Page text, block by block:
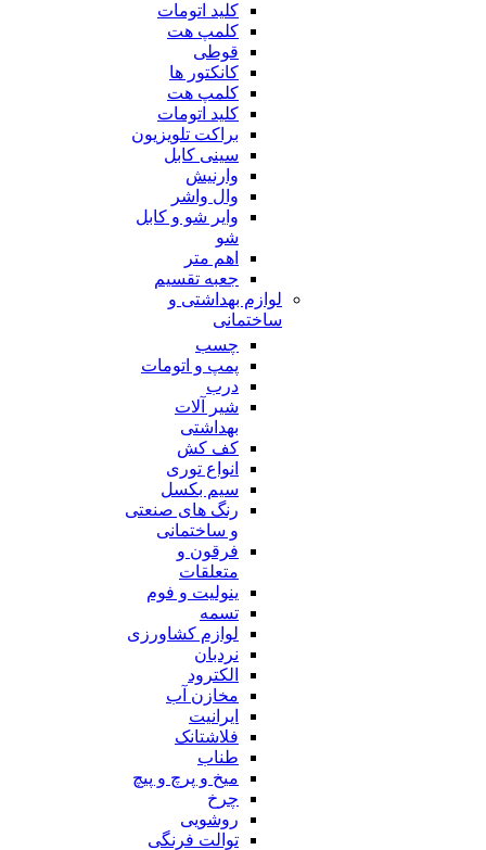
کلید اتومات
کلمپ هت
قوطی
کانکتور ها
کلمپ هت
کلید اتومات
براکت تلویزیون
سینی کابل
وارنیش
وال واشر
وایر شو و کابل
شو
اهم متر
جعبه تقسیم
لوازم بهداشتی و
ساختمانی
چسب
پمپ و اتومات
درب
شیر آلات
بهداشتی
کف کش
انواع توری
سیم بکسل
رنگ های صنعتی
و ساختمانی
فرقون و
متعلقات
ینولیت و فوم
تسمه
لوازم کشاورزی
نردبان
الکترود
مخازن آب
ایرانیت
فلاشتانک
طناب
میخ و پرچ و پیچ
چرخ
روشویی
توالت فرنگی